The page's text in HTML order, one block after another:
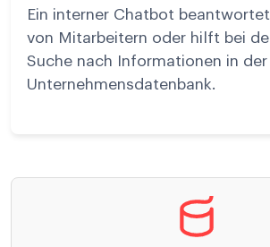
Ein interner Chatbot
von Mitarbeitern oder hilft bei
Suche nach Informationen in der
Unternehmensdatenbank.